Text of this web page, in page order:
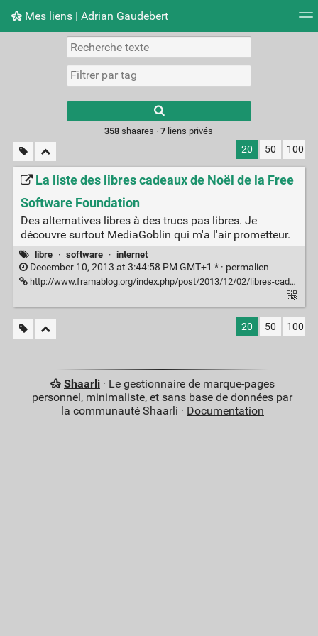
Mes liens | Adrian Gaudebert
Nuage de tags Mur d'images
results.
358 shaares ·7 liens privés
20 50 100
La liste des libres cadeaux de Noël de la Free
Software Foundation
Des alternatives libres à des trucs pas libres. Je
découvre surtout MediaGoblin qui m'a l'air prometteur.
libre · software · internet
December 10, 2013 at 3:44:58 PM GMT+1 * · permalien
http://www.framablog.org/index.php/post/2013/12/02/libres-cadeaux-de-noel
20 50 100
Shaarli· Le gestionnaire de marque-pages
personnel, minimaliste, et sans base de données par
la communauté Shaarli · Documentation